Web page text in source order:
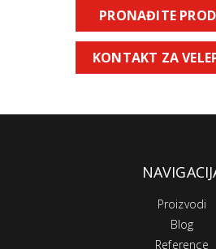
PRONAĐITE
KONTAKT ZA
Proizvodi
Blog
Reference